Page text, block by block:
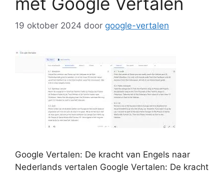
19 oktober 2024 door google-vertalen
Google Vertalen: De kracht van Engels naar
Nederlands vertalen Google Vertalen: De kracht